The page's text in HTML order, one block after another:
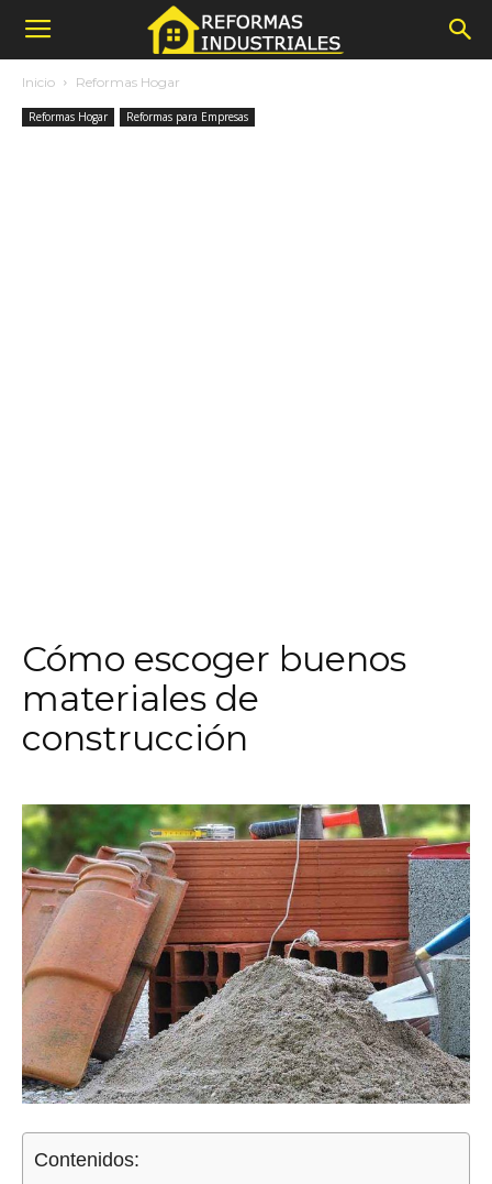
Inicio Reformas Hogar
Reformas Hogar Reformas para Empresas
Cómo escoger buenos
materiales de
construcción
Contenidos: